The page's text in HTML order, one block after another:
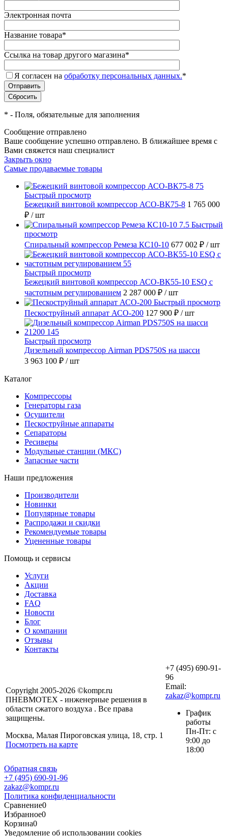
Электронная почта
Название товара*
Ссылка на товар другого магазина*
Я согласен на обработку персональных данных.*
* - Поля, обязательные для заполнения
Сообщение отправлено
Ваше сообщение успешно отправлено. В ближайшее время с
Вами свяжется наш специалист
Закрыть окно
Самые продаваемые товары
Быстрый просмотр
Бежецкий винтовой компрессор АСО-ВК75-8 1 765 000
₽ / шт
Быстрый
просмотр
Спиральный компрессор Ремеза КС10-10 677 002 ₽ / шт
Быстрый просмотр
Бежецкий винтовой компрессор АСО-ВК55-10 ESQ с
частотным регулированием 2 287 000 ₽ / шт
Быстрый просмотр
Пескоструйный аппарат АСО-200 127 900 ₽ / шт
Быстрый просмотр
Дизельный компрессор Airman PDS750S на шасси
3 963 100 ₽ / шт
Каталог
Компрессоры
Генераторы газа
Осушители
Пескоструйные аппараты
Сепараторы
Ресиверы
Модульные станции (МКС)
Запасные части
Наши предложения
Производители
Новинки
Популярные товары
Распродажи и скидки
Рекомендуемые товары
Уцененные товары
Помощь и сервисы
Услуги
Акции
Доставка
FAQ
Новости
Блог
О компании
Отзывы
Контакты
Copyright 2005-2026 ©kompr.ru
ПНЕВМОТЕХ - инженерные решения в
области сжатого воздуха . Все права
защищены.
Москва, Малая Пироговская улица, 18, стр. 1
Посмотреть на карте
+7 (495) 690-91-
96
Email:
zakaz@kompr.ru
График
работы
Пн-Пт: с
9:00 до
18:00
Обратная связь
+7 (495) 690-91-96
zakaz@kompr.ru
Политика конфиденциальности
Сравнение0
Избранное0
Корзина0
Уведомление об использовании cookies